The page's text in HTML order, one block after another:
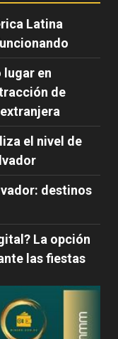
Latina
lugar en
de
el nivel de
destinos
La opción
las fiestas